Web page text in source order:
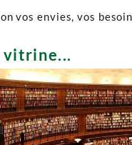
vos envies, vos
vitrine...